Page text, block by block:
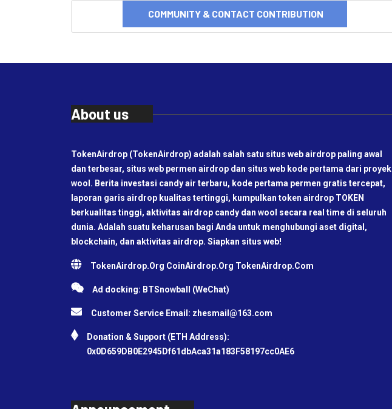
COMMUNITY & CONTACT CONTRIBUTION
About us
TokenAirdrop (TokenAirdrop) adalah salah satu situs web airdrop paling awal
dan terbesar, situs web permen airdrop dan situs web kode pertama dari proyek
wool. Berita investasi candy air terbaru, kode pertama permen gratis tercepat,
laporan garis airdrop kualitas tertinggi, kumpulkan token airdrop TOKEN
berkualitas tinggi, aktivitas airdrop candy dan wool secara real time di seluruh
dunia. Adalah suatu keharusan bagi Anda untuk menghubungi aset digital,
blockchain, dan aktivitas airdrop. Siapkan situs web!
TokenAirdrop.Org CoinAirdrop.Org TokenAirdrop.Com
Ad docking: BTSnowball (WeChat)
Customer Service Email: zhesmail@163.com
Donation & Support (ETH Address):
0x0D659DB0E2945Df61dbAca31a183F58197cc0AE6